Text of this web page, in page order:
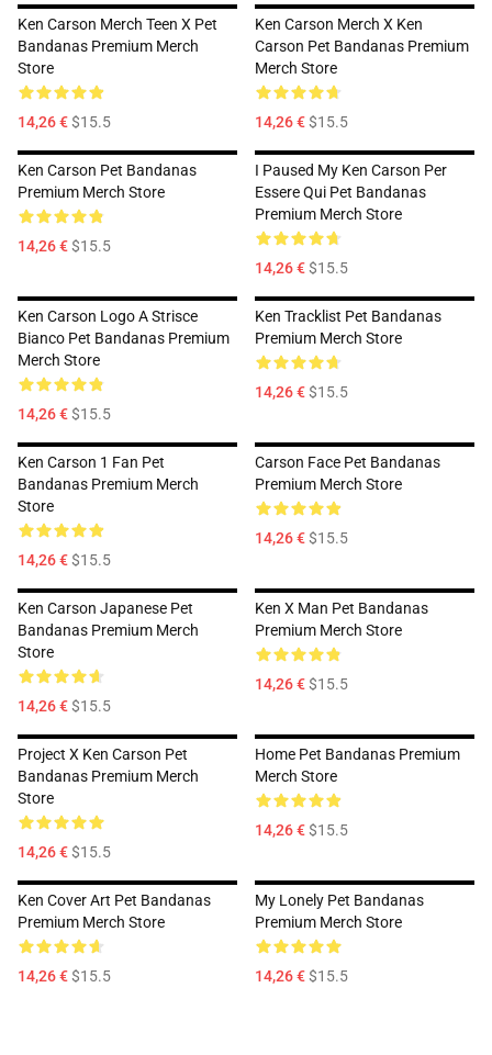
Ken Carson Merch Teen X Pet
Bandanas Premium Merch
Store
14,26 €$15.5
Ken Carson Merch X Ken
Carson Pet Bandanas Premium
Merch Store
14,26 €$15.5
Ken Carson Pet Bandanas
Premium Merch Store
14,26 €$15.5
I Paused My Ken Carson Per
Essere Qui Pet Bandanas
Premium Merch Store
14,26 €$15.5
Ken Carson Logo A Strisce
Bianco Pet Bandanas Premium
Merch Store
14,26 €$15.5
Ken Tracklist Pet Bandanas
Premium Merch Store
14,26 €$15.5
Ken Carson 1 Fan Pet
Bandanas Premium Merch
Store
14,26 €$15.5
Carson Face Pet Bandanas
Premium Merch Store
14,26 €$15.5
Ken Carson Japanese Pet
Bandanas Premium Merch
Store
14,26 €$15.5
Ken X Man Pet Bandanas
Premium Merch Store
14,26 €$15.5
Project X Ken Carson Pet
Bandanas Premium Merch
Store
14,26 €$15.5
Home Pet Bandanas Premium
Merch Store
14,26 €$15.5
Ken Cover Art Pet Bandanas
Premium Merch Store
14,26 €$15.5
My Lonely Pet Bandanas
Premium Merch Store
14,26 €$15.5